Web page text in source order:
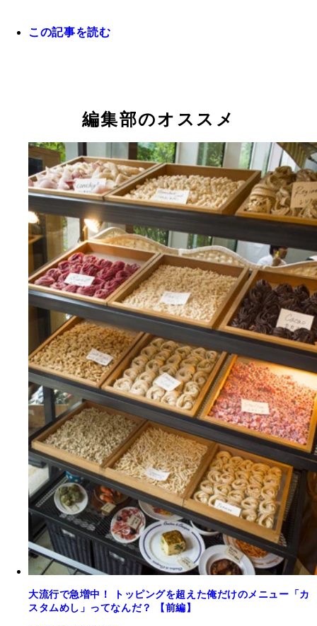
この記事を読む
編集部のオススメ
大流行で急増中！ トッピングを超えた俺だけのメニュー「カ
スタムめし」ってなんだ？ 【前編】